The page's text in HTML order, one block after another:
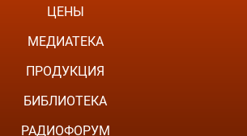
ЦЕНЫ
МЕДИАТЕКА
ПРОДУКЦИЯ
БИБЛИОТЕКА
РАДИОФОРУМ